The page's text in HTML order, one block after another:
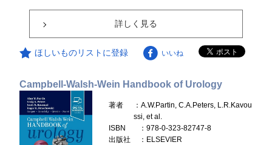
詳しく見る
ほしいものリストに登録 いいね
Campbell-Walsh-Wein Handbook of Urology
著者
：A.W.Partin, C.A.Peters, L.R.Kavou
ssi, et al.
ISBN
：978-0-323-82747-8
出版社
：ELSEVIER